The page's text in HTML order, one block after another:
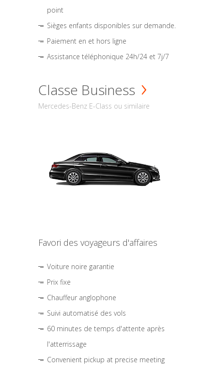
point
Sièges enfants disponibles sur demande.
Paiement en et hors ligne
Assistance téléphonique 24h/24 et 7j/7
Classe Business
Mercedes-Benz E-Class ou similaire
Favori des voyageurs d'affaires
Voiture noire garantie
Prix fixe
Chauffeur anglophone
Suivi automatisé des vols
60 minutes de temps d'attente après
l'atterrissage
Convenient pickup at precise meeting